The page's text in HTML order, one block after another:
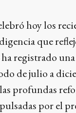
hoy los
que
ha registrado
de julio a
profundas
por el